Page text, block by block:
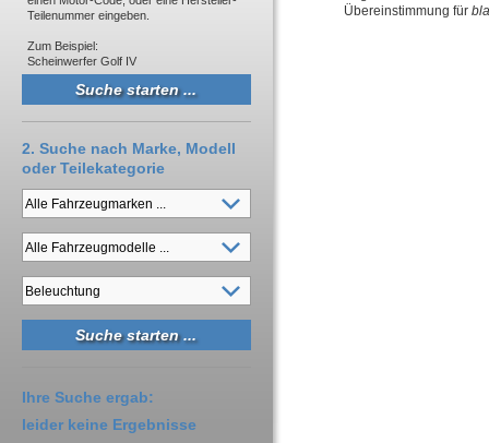
Übereinstimmung für
Teilenummer eingeben.
Zum Beispiel:
Scheinwerfer Golf IV
2. Suche nach Marke, Modell
oder Teilekategorie
Ihre Suche ergab:
leider keine Ergebnisse